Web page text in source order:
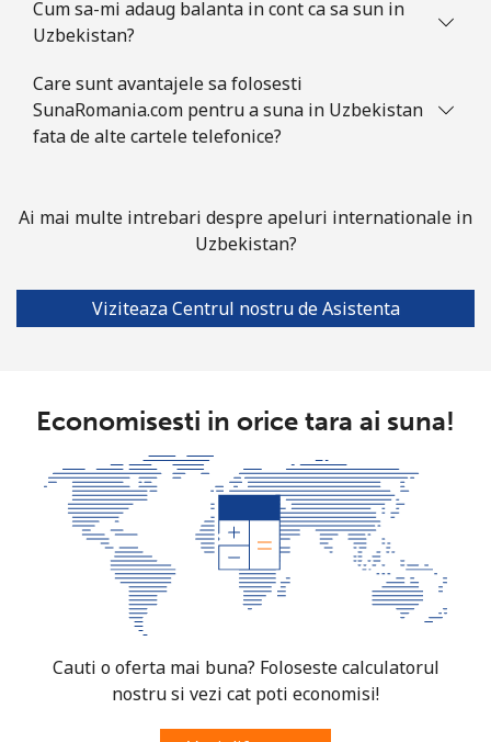
Cum sa-mi adaug balanta in cont ca sa sun in
Uzbekistan?
Care sunt avantajele sa folosesti
SunaRomania.com pentru a suna in Uzbekistan
fata de alte cartele telefonice?
Ai mai multe intrebari despre apeluri internationale in
Uzbekistan?
Viziteaza Centrul nostru de Asistenta
Economisesti in orice tara ai suna!
Cauti o oferta mai buna? Foloseste calculatorul
nostru si vezi cat poti economisi!